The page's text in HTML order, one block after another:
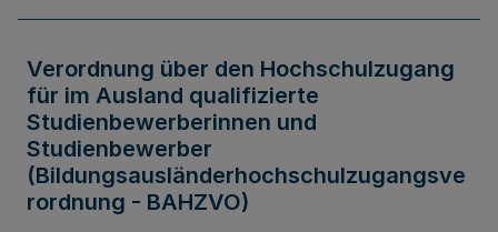
Verordnung über den Hochschulzugang
für im Ausland qualifizierte
Studienbewerberinnen und
Studienbewerber
(Bildungsausländerhochschulzugangsve
rordnung - BAHZVO)